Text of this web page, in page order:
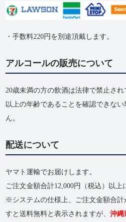
・手数料220円を別途頂戴します。
アルコールの販売について
20歳未満の方の飲酒は法律で禁止さ
以上の年齢であることを確認できな
ん。
配送について
ヤマト運輸でお届けします。
ご注文金額合計12,000円（税込）以上
※システムの仕様上、ご注文金額合計
すと送料無料と表示されますが、沖縄